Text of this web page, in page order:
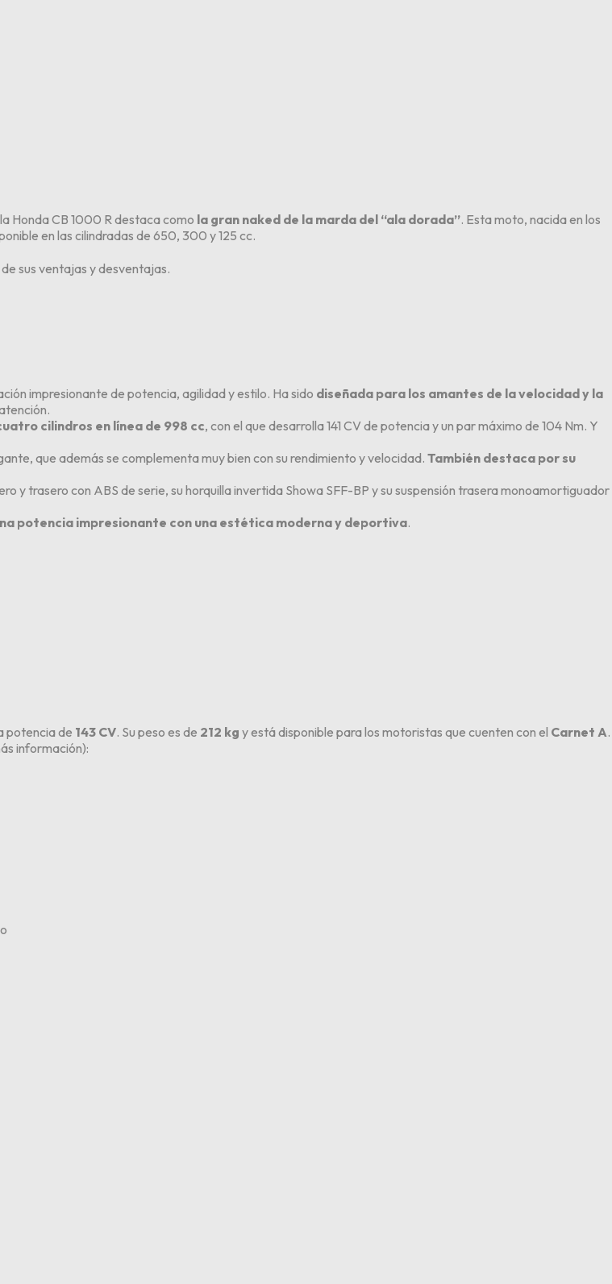
Honda CB 1000 R destaca como la gran naked de la marda del “ala dorada”. Esta moto, nacida en los
en las cilindradas de 650, 300 y 125 cc.
sus ventajas y desventajas.
impresionante de potencia, agilidad y estilo. Ha sido diseñada para los amantes de la velocidad y la
cilindros en línea de 998 cc, con el que desarrolla 141 CV de potencia y un par máximo de 104 Nm. Y
que además se complementa muy bien con su rendimiento y velocidad. También destaca por su
y trasero con ABS de serie, su horquilla invertida Showa SFF-BP y su suspensión trasera monoamortiguador
potencia impresionante con una estética moderna y deportiva.
potencia de 143 CV. Su peso es de 212 kg y está disponible para los motoristas que cuenten con el Carnet A.
información):